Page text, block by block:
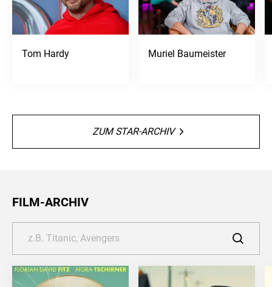
Tom Hardy Muriel Baumeister
ZUM STAR-ARCHIV
FILM-ARCHIV